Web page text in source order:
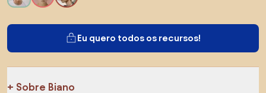
Eu quero todos os recursos!
Sobre Biano